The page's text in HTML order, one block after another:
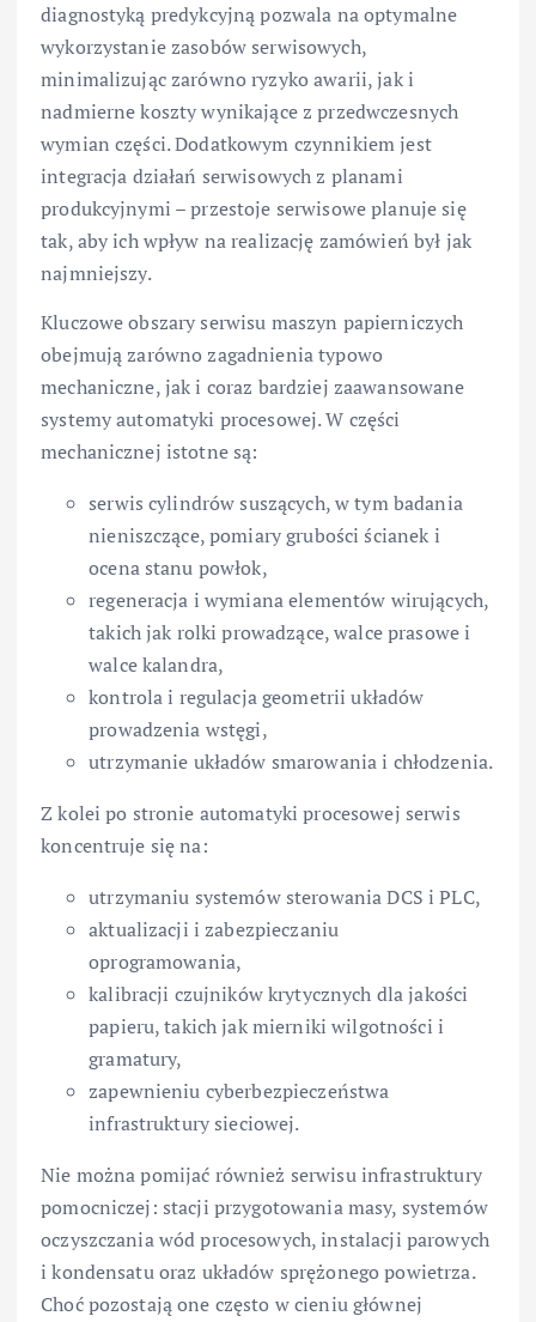
diagnostyką predykcyjną pozwala na optymalne
wykorzystanie zasobów serwisowych,
minimalizując zarówno ryzyko awarii, jak i
nadmierne koszty wynikające z przedwczesnych
wymian części. Dodatkowym czynnikiem jest
integracja działań serwisowych z planami
produkcyjnymi – przestoje serwisowe planuje się
tak, aby ich wpływ na realizację zamówień był jak
najmniejszy.
Kluczowe obszary serwisu maszyn papierniczych
obejmują zarówno zagadnienia typowo
mechaniczne, jak i coraz bardziej zaawansowane
systemy automatyki procesowej. W części
mechanicznej istotne są:
serwis cylindrów suszących, w tym badania
nieniszczące, pomiary grubości ścianek i
ocena stanu powłok,
regeneracja i wymiana elementów wirujących,
takich jak rolki prowadzące, walce prasowe i
walce kalandra,
kontrola i regulacja geometrii układów
prowadzenia wstęgi,
utrzymanie układów smarowania i chłodzenia.
Z kolei po stronie automatyki procesowej serwis
koncentruje się na:
utrzymaniu systemów sterowania DCS i PLC,
aktualizacji i zabezpieczaniu
oprogramowania,
kalibracji czujników krytycznych dla jakości
papieru, takich jak mierniki wilgotności i
gramatury,
zapewnieniu cyberbezpieczeństwa
infrastruktury sieciowej.
Nie można pomijać również serwisu infrastruktury
pomocniczej: stacji przygotowania masy, systemów
oczyszczania wód procesowych, instalacji parowych
i kondensatu oraz układów sprężonego powietrza.
Choć pozostają one często w cieniu głównej